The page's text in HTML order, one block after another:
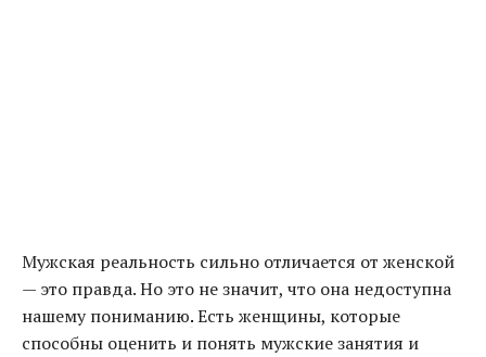
Мужская реальность сильно отличается от женской
— это правда. Но это не значит, что она недоступна
нашему пониманию.Есть женщины, которые
способны оценить и понять мужские занятия и